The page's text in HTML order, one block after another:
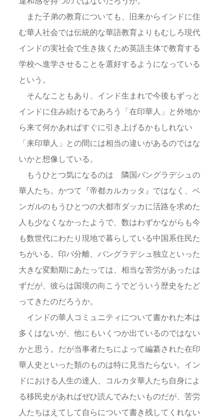
また子弟の教育についても、旧来からインドに住
む華人社会では伝統的な華語教育よりもむしろ現代
インドの実社会で生き抜くため英語主体で教育する
学校へ進学させることを選好するようになっている
という。
そんなこともあり、インド生まれで今後もずっと
インドに住み続けるであろう「在印華人」と外地か
ら来て何かあればすぐに引き上げるかもしれない
「来印華人」との間には相当の違いがあるのではな
いかと想像している。
もうひとつ気になるのは 隣国バングラデシュの
華人たち。かつて『帝都カルカッタ』ではなく、ベ
ンガルのもうひとつの大都市ダッカに活路を求めた
人も少なくなかったようで、数はわずかながらも今
も数世代にわたり現地で暮らしている中国系住民た
ちがいる。印パ分離、バングラデシュ独立といった
大きな変動期にあたっては、相当な苦労があったは
ずだが、彼らは国境の向こうでどういう歴史をたど
ってきたのだろうか。
インドの華人コミュニティについて書かれた本は
多くはないが、他にもいくつか出ているのではない
かと思う。だが当事者たちによって編纂された在印
華人史といった類のものは特に見当たらない。イン
ドにおける人生の達人、コルカタ華人たち自身によ
る移民史があればぜひ読んでみたいものだが、苦労
人たちはえてして自らについて書き残してくれない